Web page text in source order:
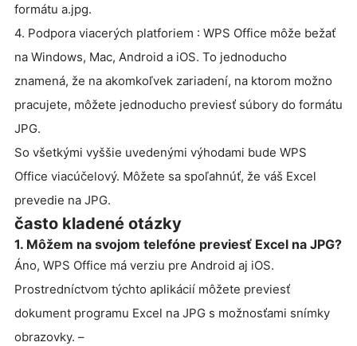
formátu a.jpg.
4. Podpora viacerých platforiem : WPS Office môže bežať
na Windows, Mac, Android a iOS. To jednoducho
znamená, že na akomkoľvek zariadení, na ktorom možno
pracujete, môžete jednoducho previesť súbory do formátu
JPG.
So všetkými vyššie uvedenými výhodami bude WPS
Office viacúčelový. Môžete sa spoľahnúť, že váš Excel
prevedie na JPG.
často kladené otázky
1. Môžem na svojom telefóne previesť Excel na JPG?
Áno, WPS Office má verziu pre Android aj iOS.
Prostredníctvom týchto aplikácií môžete previesť
dokument programu Excel na JPG s možnosťami snímky
obrazovky. –